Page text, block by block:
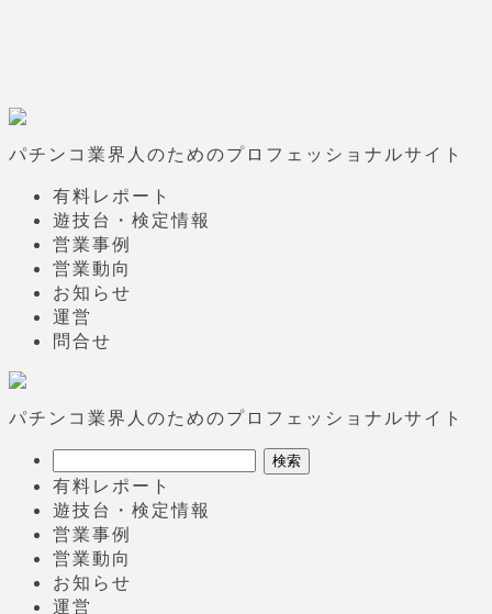
パチンコ業界人のためのプロフェッショナルサイト
有料レポート
遊技台・検定情報
営業事例
営業動向
お知らせ
運営
問合せ
パチンコ業界人のためのプロフェッショナルサイト
有料レポート
遊技台・検定情報
営業事例
営業動向
お知らせ
運営